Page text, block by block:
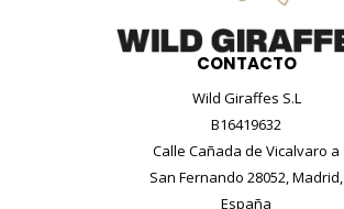
CONTACTO
Wild Giraffes S.L
B16419632
Calle Cañada de Vicalvaro a
San Fernando 28052, Madrid,
España